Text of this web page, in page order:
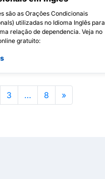
são as Orações Condicionais
utilizadas no Idioma Inglês para
relação de dependencia. Veja no
gratuito:
3 … 8 »